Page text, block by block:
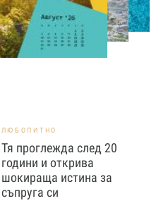
Тайната на добрата
вечеря не се крие в
сложната рецепта
ЛЮБОПИТНО
Тя проглежда след 20
години и открива
шокираща истина за
съпруга си